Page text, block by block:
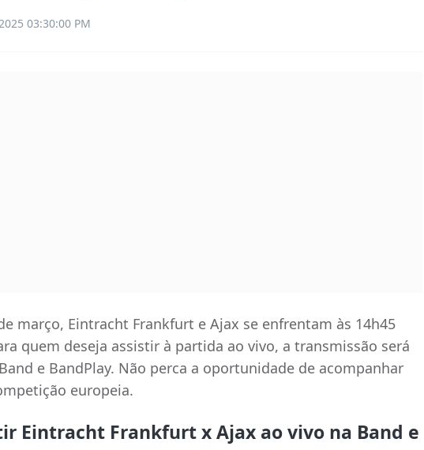
03:30:00 PM
março, Eintracht Frankfurt e Ajax se enfrentam às 14h45
quem deseja assistir à partida ao vivo, a transmissão será
e BandPlay. Não perca a oportunidade de acompanhar
europeia.
Eintracht Frankfurt x Ajax ao vivo na Band e